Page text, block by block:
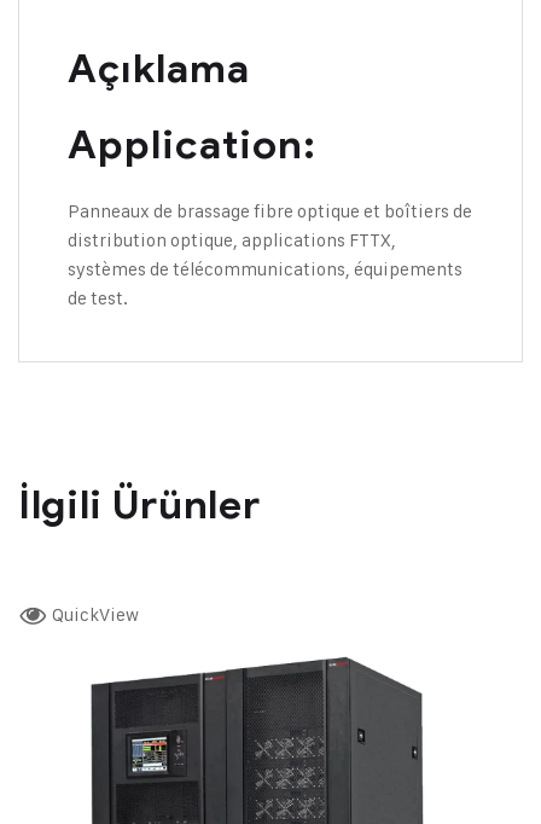
Açıklama
Application:
Panneaux de brassage fibre optique et boîtiers de
distribution optique, applications FTTX,
systèmes de télécommunications, équipements
de test.
İlgili Ürünler
QuickView